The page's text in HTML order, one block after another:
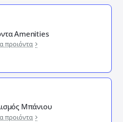
Amenities
προιόντα
Μπάνιου
προιόντα